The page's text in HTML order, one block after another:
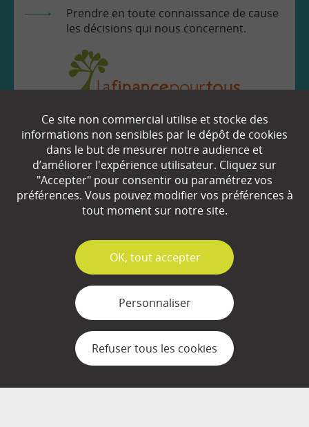
Prendre en toute connaissance de cause
les décisions qui nous concernent.
EN SAVOIR
Qui sommes-nous ?
Partenaires
Plan du site
Mentions légales
Gestion des cookies
Ce site non commercial utilise et stocke des
informations non sensibles par le dépôt de cookies
dans le but de mesurer notre audience et
d’améliorer l'expérience utilisateur. Cliquez sur
"Accepter" pour consentir ou paramétrez vos
préférences. Vous pouvez modifier vos préférences à
tout moment sur notre site.
✓
OK, tout accepter
Personnaliser
Refuser tous les cookies